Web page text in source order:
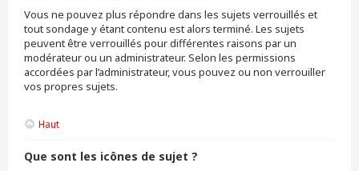
Vous ne pouvez plus répondre dans les sujets verrouillés et
tout sondage y étant contenu est alors terminé. Les sujets
peuvent être verrouillés pour différentes raisons par un
modérateur ou un administrateur. Selon les permissions
accordées par l’administrateur, vous pouvez ou non verrouiller
vos propres sujets.
Haut
Que sont les icônes de sujet ?